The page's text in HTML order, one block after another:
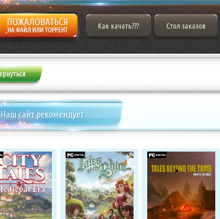
Как качать??? Стол заказов
Наш сайт рекомендует